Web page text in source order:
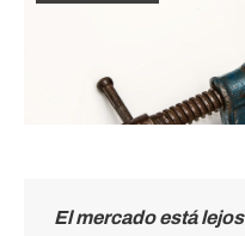
El mercado está